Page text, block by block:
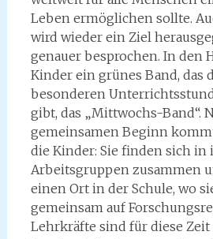
Leben ermöglichen sollte.
wird wieder ein Ziel
genauer besprochen. In den
Kinder ein grünes Band, das
besonderen
gibt, das „Mittwochs-Band“.
gemeinsamen Beginn
die Kinder: Sie finden sich in
Arbeitsgruppen zusammen
einen Ort in der Schule, wo
gemeinsam auf
Lehrkräfte sind für diese Zeit